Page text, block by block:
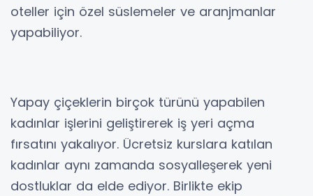
oteller için özel süslemeler ve aranjmanlar
yapabiliyor.
Yapay çiçeklerin birçok türünü yapabilen
kadınlar işlerini geliştirerek iş yeri açma
fırsatını yakalıyor. Ücretsiz kurslara katılan
kadınlar aynı zamanda sosyalleşerek yeni
dostluklar da elde ediyor. Birlikte ekip